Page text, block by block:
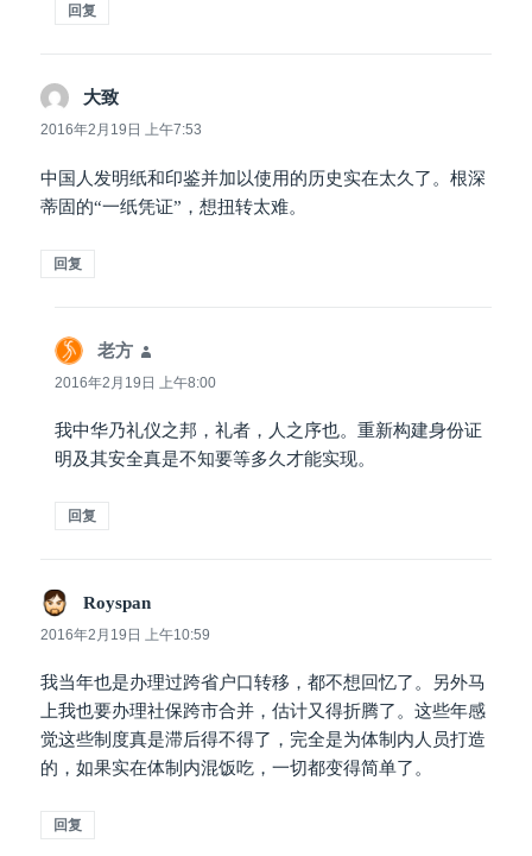
回复
大致
道：
2016年2月19日 上午7:53
中国人发明纸和印鉴并加以使用的历史实在太久了。根深
蒂固的“一纸凭证”，想扭转太难。
回复
老方
道：
2016年2月19日 上午8:00
我中华乃礼仪之邦，礼者，人之序也。重新构建身份证
明及其安全真是不知要等多久才能实现。
回复
Royspan
道：
2016年2月19日 上午10:59
我当年也是办理过跨省户口转移，都不想回忆了。另外马
上我也要办理社保跨市合并，估计又得折腾了。这些年感
觉这些制度真是滞后得不得了，完全是为体制内人员打造
的，如果实在体制内混饭吃，一切都变得简单了。
回复